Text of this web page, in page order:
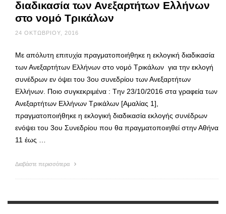
διαδικασία των Ανεξαρτήτων Ελλήνων
στο νομό Τρικάλων
24 ΟΚΤΩΒΡΊΟΥ, 2016
Με απόλυτη επιτυχία πραγματοποιήθηκε η εκλογική διαδικασία
των Ανεξαρτήτων Ελλήνων στο νομό Τρικάλων για την εκλογή
συνέδρων εν όψει του 3ου συνεδρίου των Ανεξαρτήτων
Ελλήνων. Ποιο συγκεκριμένα : Tην 23/10/2016 στα γραφεία των
Ανεξαρτήτων Ελλήνων Τρικάλων [Αμαλίας 1],
πραγματοποιήθηκε η εκλογική διαδικασία εκλογής συνέδρων
ενόψει του 3ου Συνεδρίου που θα πραγματοποιηθεί στην Αθήνα
11 έως …
Διαβάστε περισσότερα